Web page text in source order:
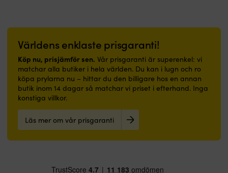
Världens enklaste prisgaranti!
Köp nu, prisjämför sen. Vår prisgaranti är superenkel: vi
matchar alla butiker i hela världen. Du kan i lugn och ro
köpa prylarna nu – hittar du den billigare hos en annan
butik inom 14 dagar så matchar vi priset i efterhand. Inga
konstiga villkor.
Läs mer om vår prisgaranti